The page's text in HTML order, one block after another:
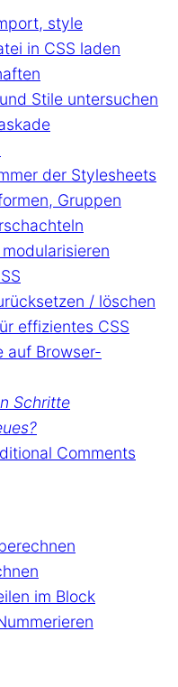
style
in CSS laden
Stile untersuchen
der Stylesheets
Gruppen
/ löschen
effizientes CSS
auf Browser-
Schritte
Comments
im Block